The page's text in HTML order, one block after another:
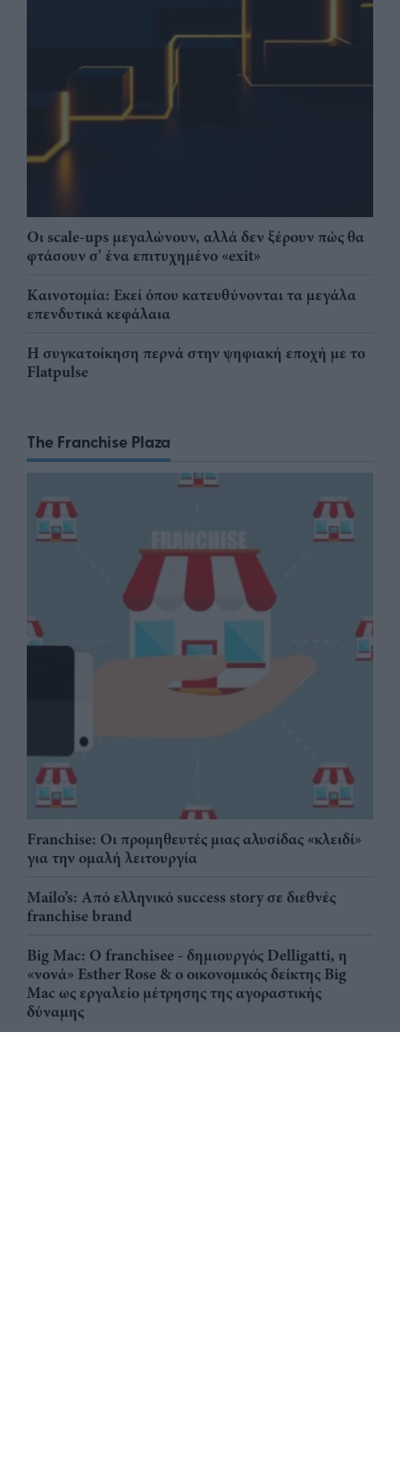
Οι scale-ups μεγαλώνουν, αλλά δεν ξέρουν πώς θα
φτάσουν σ' ένα επιτυχημένο «exit»
Καινοτομία: Εκεί όπου κατευθύνονται τα μεγάλα
επενδυτικά κεφάλαια
Η συγκατοίκηση περνά στην ψηφιακή εποχή με το
Flatpulse
The Franchise Plaza
Franchise: Οι προμηθευτές μιας αλυσίδας «κλειδί»
για την ομαλή λειτουργία
Mailo’s: Από ελληνικό success story σε διεθνές
franchise brand
Big Mac: Ο franchisee - δημιουργός Delligatti, η
«νονά» Esther Rose & ο οικονομικός δείκτης Big
Mac ως εργαλείο μέτρησης της αγοραστικής
δύναμης